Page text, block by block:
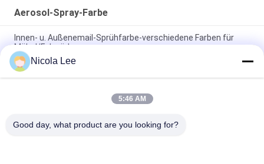
Aerosol-Spray-Farbe
Innen- u. Außenemail-Sprühfarbe-verschiedene Farben für
Möbel/Fahrräder
Ungiftige Edelstahl-Sprühfarbe-widerstehende
Splitterung/Knacken/Schale
Schnelle trocknende metallische Sprühfarbe für die
Nicola Lee
5:46 AM
Good day, what product are you looking for?